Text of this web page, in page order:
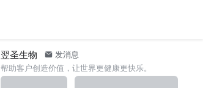
翌圣生物
发消息
帮助客户创造价值，让世界更健康更快乐。